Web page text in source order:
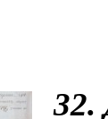
32.